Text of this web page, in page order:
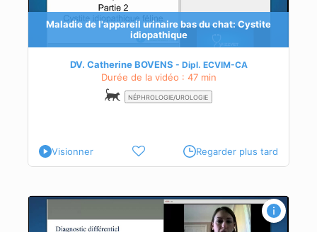
Maladie de l'appareil urinaire bas du chat: Cystite
idiopathique
DV. Catherine BOVENS Dipl. ECVIM-CA
Durée de la vidéo : 47 min
NÉPHROLOGIE/UROLOGIE
Visionner Regarder plus tard